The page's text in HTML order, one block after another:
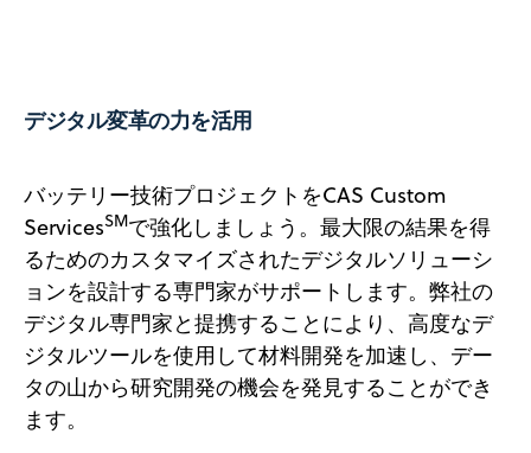
デジタル変革の力を活用
バッテリー技術プロジェクトをCAS Custom
ServicesSMで強化しましょう。最大限の結果を得
るためのカスタマイズされたデジタルソリューシ
ョンを設計する専門家がサポートします。弊社の
デジタル専門家と提携することにより、高度なデ
ジタルツールを使用して材料開発を加速し、デー
タの山から研究開発の機会を発見することができ
ます。